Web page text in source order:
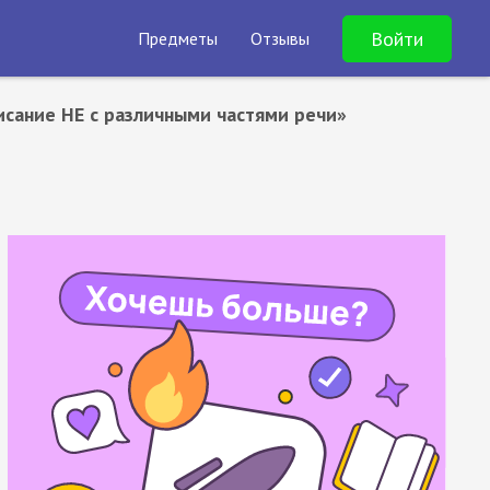
Предметы Отзывы Войти
НЕ с различными частями речи»